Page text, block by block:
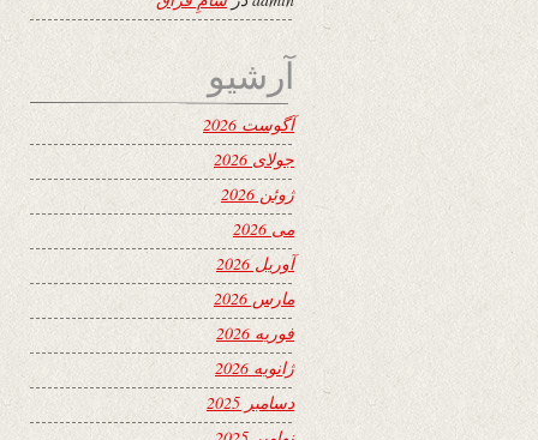
آرشیو
آگوست 2026
جولای 2026
ژوئن 2026
می 2026
آوریل 2026
مارس 2026
فوریه 2026
ژانویه 2026
دسامبر 2025